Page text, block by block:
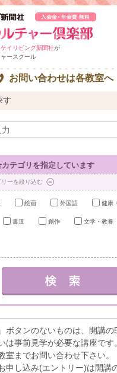
イリビング新聞社が
ースクール
お問い合わせは各教室へ
す
テゴリを指定しています
ーを絞り込む
絵画 外国語 健康
書道 創作 文学・教養
ボタンのないものは、開講
は事前見学が必要な講座です
室までお問い合わせ下さい。
申し込み(エントリー)は開講